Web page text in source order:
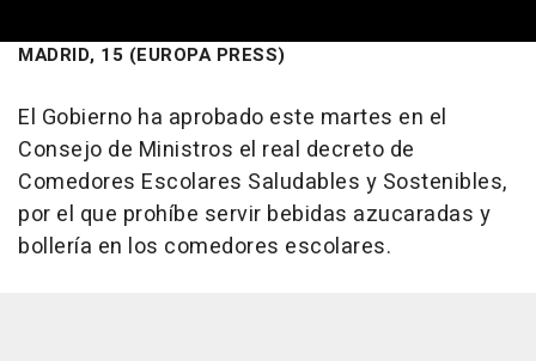
MADRID, 15 (EUROPA PRESS)
El Gobierno ha aprobado este martes en el
Consejo de Ministros el real decreto de
Comedores Escolares Saludables y Sostenibles,
por el que prohíbe servir bebidas azucaradas y
bollería en los comedores escolares.